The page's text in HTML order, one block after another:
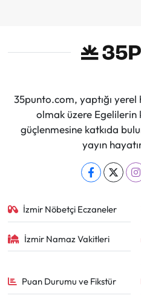
35punto.com, yaptığı
olmak üzere Egelilerin
güçlenmesine katkıda
yayın
İzmir Nöbetçi Eczaneler
İzmir Namaz Vakitleri
Puan Durumu ve Fikstür